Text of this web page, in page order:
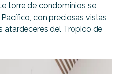
torre de condominios se
con preciosas vistas
atardeceres del Trópico de